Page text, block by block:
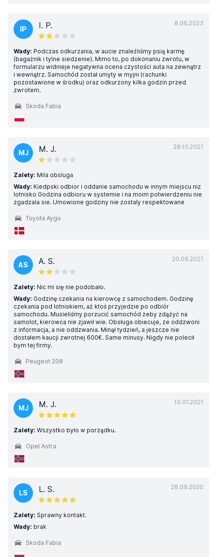
8.06.2023
IP I. P.
Wady: Podczas odkurzania, w aucie znaleźliśmy psią karmę
(bagażnik i tylne siedzenie). Mimo to, po dokonaniu zwrotu, w
formularzu widnieje negatywna ocena czystości auta na zewnątrz
i wewnątrz. Samochód został umyty w myjni (rachunki
pozostawione w środku) oraz odkurzony kilka godzin przed
zwrotem.
Skoda Fabia
28.10.2021
MJ M. J.
Zalety: Mila obsluga
Wady: Kiedpski odbior i oddanie samochodu w innym miejscu niz
lotnisko Godzina odbioru w systemie i na moim potwierdzeniu nie
zgadzala sie. Umowione godziny nie zostaly respektowane
Toyota Aygo
20.09.2021
AS A. S.
Zalety: Nic mi się nie podobało.
Wady: Godzinę czekania na kierowcę z samochodem. Godzinę
czekania pod lotniskiem, aż ktoś przyjedzie po odbiór
samochodu. Musieliśmy porzucić samochód żeby zdążyć na
samolot, kierowca nie zjawił wie. Obsługa obiecuje, ze oddzwoni
z informacja, a nie oddzwania. Minął tydzień, a jeszcze nie
dostałem kaucji zwrotnej 600€. Same minusy. Nigdy nie polecił
bym tej firmy.
Peugeot 208
10.01.2021
MJ M. J.
Zalety: Wszystko było w porządku.
Opel Astra
28.09.2020
LS L. S.
Zalety: Sprawny kontakt.
Wady: brak
Skoda Fabia